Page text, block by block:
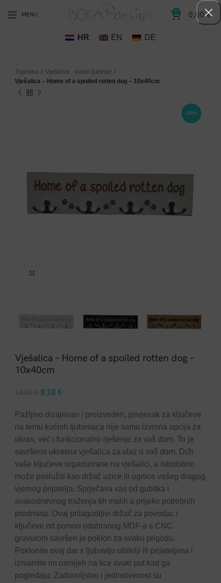
MENU 0 0,00€
HR EN DE
Trgovina
Vješalice - kućni ljubimci
Vješalica – Home of a spoiled rotten dog – 10x40cm
-30%
Vješalica – Home of a spoiled rotten dog –
10x40cm
Original
was:
13,00 €.
9,10 €Current
is:
9,10 €.
Pažljivo dizajniran i proizveden, privjesak za ključeve
na temu kućnih ljubimaca nije samo izvrsna opcija za
ukras, već i funkcionalno rješenje za vaš dom. To je
savršena ukrasna vješalica za ulaz u vaš dom. Drži
vaše ključeve organizirane na vješalici, a istodobno
može poslužiti kao držač uzice ili ogrlice vašeg dragog
vjernog prijatelja. Sprječava vas od gubitka i
svakodnevnog traženja tih malih a prijeko potrebnih
predmeta. Ovaj prilagodljivi držač za povodac i
ključeve od pomno odabranog MDF-a s CNC
gravurom savršen je poklon za svaku prigodu.
Poklonite ovaj dar s ljubavlju obitelji ili prijateljima i
izmamite im osmijeh na lice svaki put kad ga
pogledaju. Zadovoljstvo i jedinstvenost su